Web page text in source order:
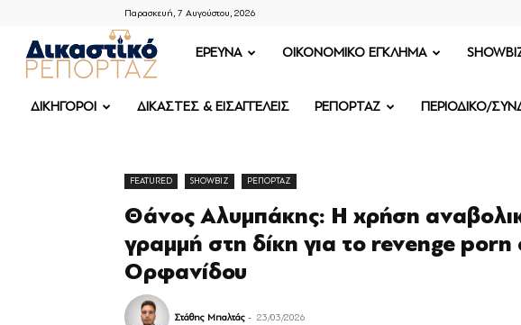
Παρασκευή, 7 Αυγούστου, 2026
ΔΙΚΑΣΤΙΚΟ
ΡΕΠΟΡΤΑΖ
ΕΡΕΥΝΑ OIKONOMIKO ΕΓΚΛΗΜΑ
ΔΙΚΗΓΟΡΟΙ ΔΙΚΑΣΤΕΣ & ΕΙΣΑΓΓΕΛΕΙΣ ΡΕΠΟΡΤΑΖ ΠΕΡΙΟΔΙΚΟ/
FEATURED SHOWBIZ ΡΕΠΟΡΤΑΖ
Θάνος Αλυμπάκης: Η χρήση
γραμμή στη δίκη για το revenge porn
Ορφανίδου
Στάθης Μπαλτάς - 23/03/2026